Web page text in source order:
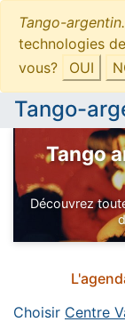
Tango-
technologies
vous?
OUI
Tango-
Tango
Découvrez
Choisir Centre